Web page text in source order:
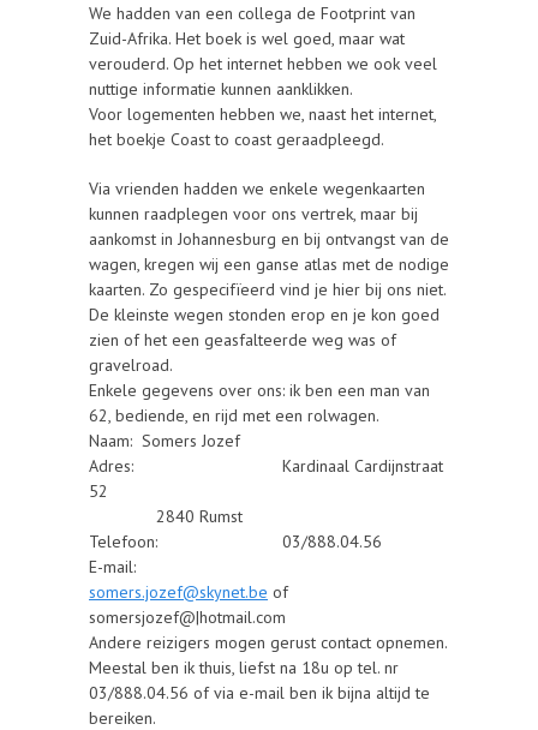
We hadden van een collega de Footprint van
Zuid-Afrika. Het boek is wel goed, maar wat
verouderd. Op het internet hebben we ook veel
nuttige informatie kunnen aanklikken.
Voor logementen hebben we, naast het internet,
het boekje Coast to coast geraadpleegd.
Via vrienden hadden we enkele wegenkaarten
kunnen raadplegen voor ons vertrek, maar bij
aankomst in Johannesburg en bij ontvangst van de
wagen, kregen wij een ganse atlas met de nodige
kaarten. Zo gespecifïeerd vind je hier bij ons niet.
De kleinste wegen stonden erop en je kon goed
zien of het een geasfalteerde weg was of
gravelroad.
Enkele gegevens over ons: ik ben een man van
62, bediende, en rijd met een rolwagen.
Naam: Somers Jozef
Adres: Kardinaal Cardijnstraat
52
2840 Rumst
Telefoon: 03/888.04.56
E-mail:
somers.jozef@skynet.be of
somersjozef@|hotmail.com
Andere reizigers mogen gerust contact opnemen.
Meestal ben ik thuis, liefst na 18u op tel. nr
03/888.04.56 of via e-mail ben ik bijna altijd te
bereiken.